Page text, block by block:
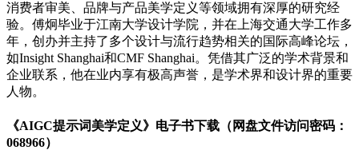
消费者审美、品牌与产品美学定义等领域拥有深厚的研究经
验。傅炯毕业于江南大学设计学院，并在上海交通大学工作多
年，创办并主持了多个设计与流行趋势相关的国际高峰论坛，
如Insight Shanghai和CMF Shanghai。凭借其广泛的学术背景和
企业联系，他在业内享有极高声誉，是学术界和设计界的重要
人物。
《AIGC提示词美学定义》电子书下载（网盘文件访问密码：
068966）